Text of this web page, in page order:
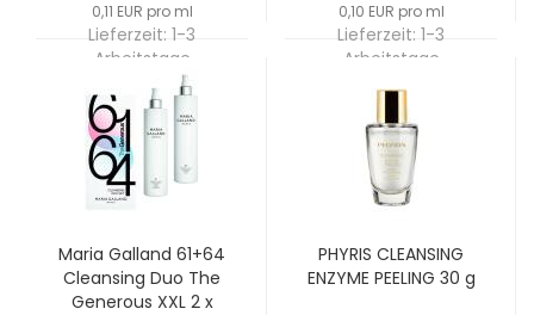
0,11 EUR pro ml
Lieferzeit: 1-3
Arbeitstage
0,10 EUR pro ml
Lieferzeit: 1-3
Arbeitstage
Maria Galland 61+64
Cleansing Duo The
Generous XXL 2 x
PHYRIS CLEANSING
ENZYME PEELING 30 g